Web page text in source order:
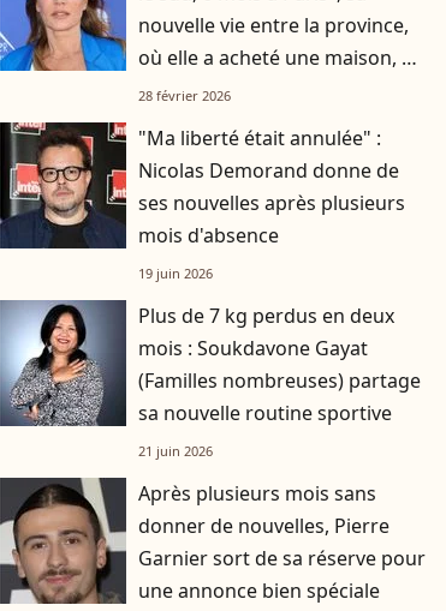
nouvelle vie entre la province,
où elle a acheté une maison, et
la capitale
28 février 2026
"Ma liberté était annulée" :
Nicolas Demorand donne de
ses nouvelles après plusieurs
mois d'absence
19 juin 2026
Plus de 7 kg perdus en deux
mois : Soukdavone Gayat
(Familles nombreuses) partage
sa nouvelle routine sportive
21 juin 2026
Après plusieurs mois sans
donner de nouvelles, Pierre
Garnier sort de sa réserve pour
une annonce bien spéciale